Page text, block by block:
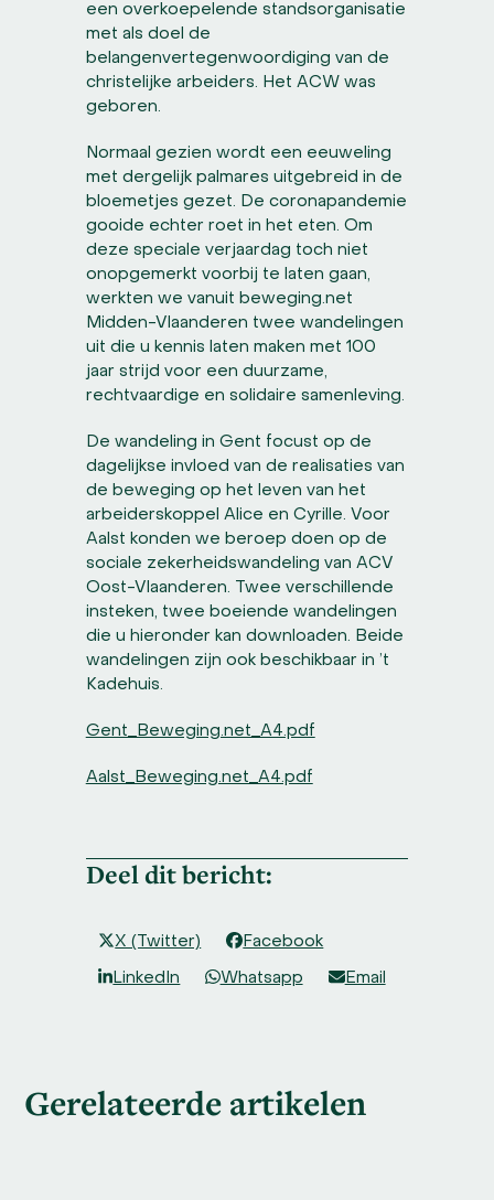
een overkoepelende standsorganisatie
met als doel de
belangenvertegenwoordiging van de
christelijke arbeiders. Het ACW was
geboren.
Normaal gezien wordt een eeuweling
met dergelijk palmares uitgebreid in de
bloemetjes gezet. De coronapandemie
gooide echter roet in het eten. Om
deze speciale verjaardag toch niet
onopgemerkt voorbij te laten gaan,
werkten we vanuit beweging.net
Midden-Vlaanderen twee wandelingen
uit die u kennis laten maken met 100
jaar strijd voor een duurzame,
rechtvaardige en solidaire samenleving.
De wandeling in Gent focust op de
dagelijkse invloed van de realisaties van
de beweging op het leven van het
arbeiderskoppel Alice en Cyrille. Voor
Aalst konden we beroep doen op de
sociale zekerheidswandeling van ACV
Oost-Vlaanderen. Twee verschillende
insteken, twee boeiende wandelingen
die u hieronder kan downloaden. Beide
wandelingen zijn ook beschikbaar in ’t
Kadehuis.
Gent_Beweging.net_A4.pdf
Aalst_Beweging.net_A4.pdf
Deel dit bericht:
X (Twitter) Facebook
LinkedIn Whatsapp Email
Gerelateerde artikelen